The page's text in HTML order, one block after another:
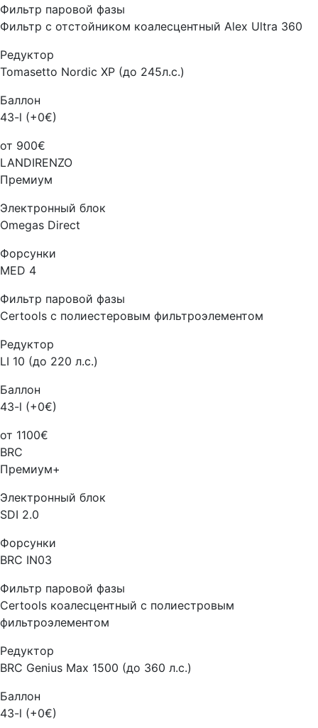
Фильтр паровой фазы
Фильтр с отстойником коалесцентный Alex Ultra 360
Редуктор
Tomasetto Nordic XP (до 245л.с.)
Баллон
43-l (+0€)
от 900€
LANDIRENZO
Премиум
Электронный блок
Omegas Direct
Форсунки
MED 4
Фильтр паровой фазы
Certools с полиестеровым фильтроэлементом
Редуктор
LI 10 (до 220 л.с.)
Баллон
43-l (+0€)
от 1100€
BRC
Премиум+
Электронный блок
SDI 2.0
Форсунки
BRC IN03
Фильтр паровой фазы
Certools коалесцентный с полиестровым
фильтроэлементом
Редуктор
BRC Genius Max 1500 (до 360 л.с.)
Баллон
43-l (+0€)